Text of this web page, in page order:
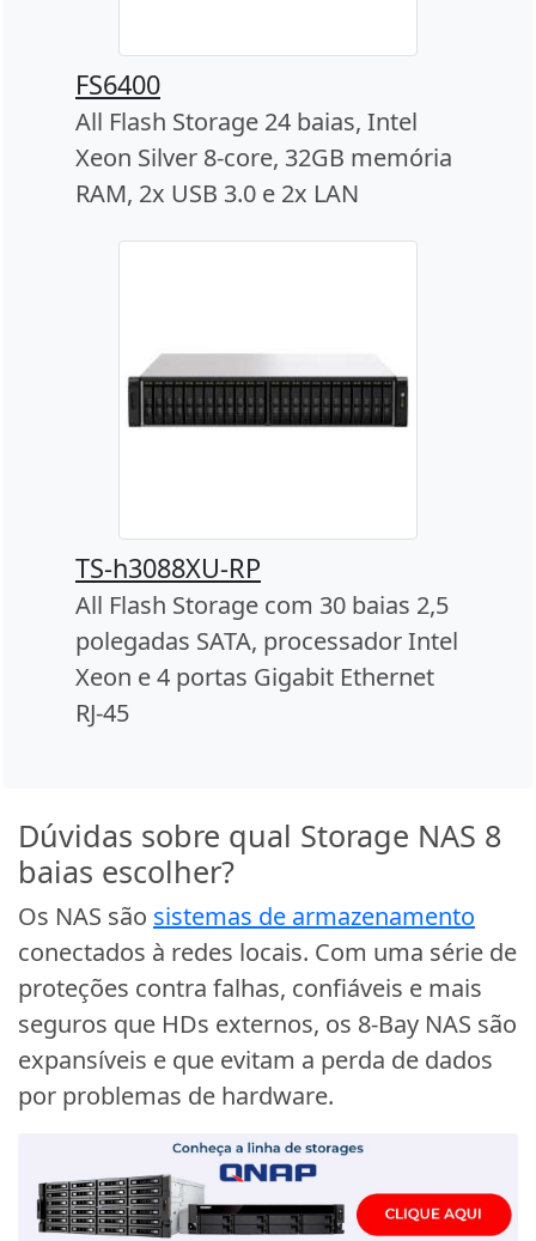
FS6400
All Flash Storage 24 baias, Intel
Xeon Silver 8-core, 32GB memória
RAM, 2x USB 3.0 e 2x LAN
TS-h3088XU-RP
All Flash Storage com 30 baias 2,5
polegadas SATA, processador Intel
Xeon e 4 portas Gigabit Ethernet
RJ-45
Dúvidas sobre qual Storage NAS 8
baias escolher?
Os NAS são sistemas de armazenamento
conectados à redes locais. Com uma série de
proteções contra falhas, confiáveis e mais
seguros que HDs externos, os 8-Bay NAS são
expansíveis e que evitam a perda de dados
por problemas de hardware.